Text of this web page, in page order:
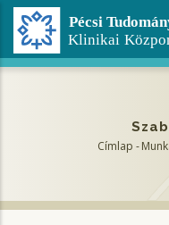
Ugrás
tartalomra
Címlap -